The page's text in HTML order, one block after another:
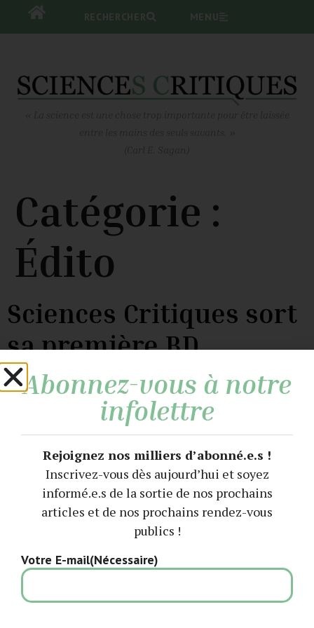
RECHERCHER
RECHERCHER MENU
« La science est une chose trop importante pour être laissée
(Carl E. Sagan)
Catégorie :
Édito
Sciences Critiques sort
sa première BD
technocritique !
Toute l’équipe de Sciences Critiques est fière de vous
annoncer la parution, le 17 avril dernier, de « Un grain de
fiction documentaire, réalisée par Nicolas Celnik et
Juliette Brigand, en partenariat avec les éditions du
Passager clandestin.
Abonnez-vous à notre
infolettre
Rejoignez nos milliers d’abonné.e.s !
Inscrivez-vous dès aujourd’hui et soyez
informé.e.s de la sortie de nos prochains
articles et de nos prochains rendez-vous
publics !
Votre E-mail(Nécessaire)